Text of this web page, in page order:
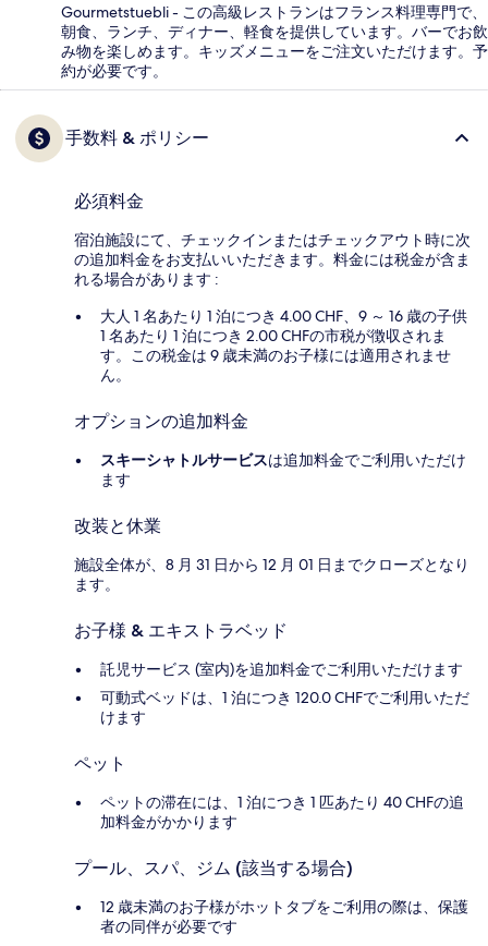
Gourmetstuebli - この高級レストランはフランス料理専門で、
朝食、ランチ、ディナー、軽食を提供しています。バーでお飲
み物を楽しめます。キッズメニューをご注文いただけます。予
約が必要です。
手数料 & ポリシー
必須料金
宿泊施設にて、チェックインまたはチェックアウト時に次
の追加料金をお支払いいただきます。料金には税金が含ま
れる場合があります :
大人 1 名あたり 1 泊につき 4.00 CHF、9 ～ 16 歳の子供
1 名あたり 1 泊につき 2.00 CHFの市税が徴収されま
す。この税金は 9 歳未満のお子様には適用されませ
ん。
オプションの追加料金
スキーシャトルサービスは追加料金でご利用いただけ
ます
改装と休業
施設全体が、8 月 31 日から 12 月 01 日までクローズとなり
ます。
お子様 & エキストラベッド
託児サービス (室内)を追加料金でご利用いただけます
可動式ベッドは、1 泊につき 120.0 CHFでご利用いただ
けます
ペット
ペットの滞在には、1 泊につき 1 匹あたり 40 CHFの追
加料金がかかります
プール、スパ、ジム (該当する場合)
12 歳未満のお子様がホットタブをご利用の際は、保護
者の同伴が必要です